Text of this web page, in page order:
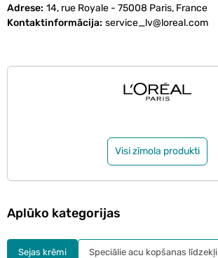
Adrese 14, rue Royale - 75008 Paris, France
Kontaktinformācija service_lv@loreal.com
Visi zīmola produkti
Aplūko kategorijas
Sejas krēmi Speciālie acu kopšanas līdzekļi